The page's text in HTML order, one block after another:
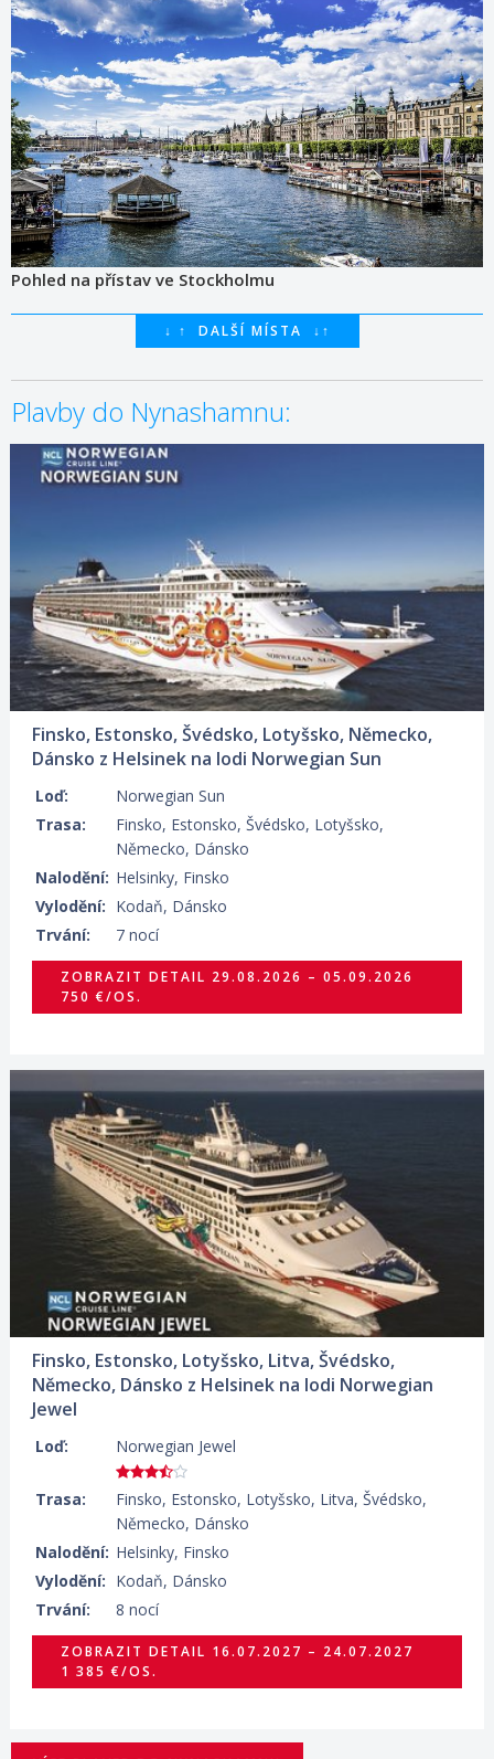
Pohled na přístav ve Stockholmu
↓ ↑ DALŠÍ MÍSTA ↓ ↑
Plavby do Nynashamnu:
Finsko, Estonsko, Švédsko, Lotyšsko, Německo,
Dánsko z Helsinek na lodi Norwegian Sun
Loď:
Norwegian Sun
Trasa:
Finsko, Estonsko, Švédsko, Lotyšsko,
Německo, Dánsko
Nalodění: Helsinky, Finsko
Vylodění: Kodaň, Dánsko
Trvání:
7 nocí
29.08.2026 – 05.09.2026
ZOBRAZIT DETAIL 29.08.2026 – 05.09.2026
750 €/OS.
Finsko, Estonsko, Lotyšsko, Litva, Švédsko,
Německo, Dánsko z Helsinek na lodi Norwegian
Jewel
Loď: Norwegian Jewel
Trasa:
Finsko, Estonsko, Lotyšsko, Litva, Švédsko,
Německo, Dánsko
Nalodění: Helsinky, Finsko
Vylodění: Kodaň, Dánsko
Trvání:
8 nocí
16.07.2027 – 24.07.2027
ZOBRAZIT DETAIL 16.07.2027 – 24.07.2027
1 385 €/OS.